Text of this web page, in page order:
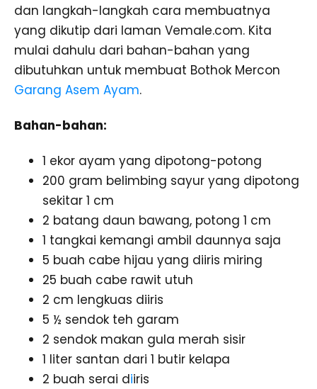
dan langkah-langkah cara membuatnya
yang dikutip dari laman Vemale.com. Kita
mulai dahulu dari bahan-bahan yang
dibutuhkan untuk membuat Bothok Mercon
Garang Asem Ayam.
Bahan-bahan:
1 ekor ayam yang dipotong-potong
200 gram belimbing sayur yang dipotong
sekitar 1 cm
2 batang daun bawang, potong 1 cm
1 tangkai kemangi ambil daunnya saja
5 buah cabe hijau yang diiris miring
25 buah cabe rawit utuh
2 cm lengkuas diiris
5 ½ sendok teh garam
2 sendok makan gula merah sisir
1 liter santan dari 1 butir kelapa
2 buah serai diiris